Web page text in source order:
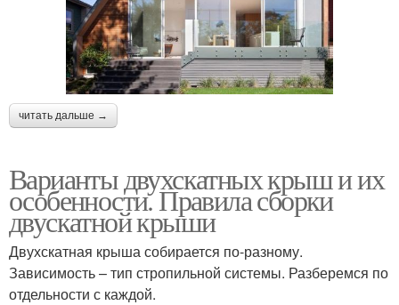
читать дальше →
Варианты двухскатных крыш и их
особенности. Правила сборки
двускатной крыши
Двухскатная крыша собирается по-разному.
Зависимость – тип стропильной системы. Разберемся по
отдельности с каждой.